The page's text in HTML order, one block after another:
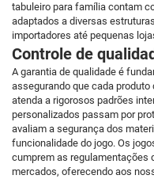
tabuleiro para família contam
adaptados a diversas
importadores até pequenas
Controle de
A garantia de qualidade é
assegurando que cada
atenda a rigorosos padrões
personalizados passam por
avaliam a segurança dos
funcionalidade do jogo. Os
cumprem as regulamentações
mercados, oferecendo aos